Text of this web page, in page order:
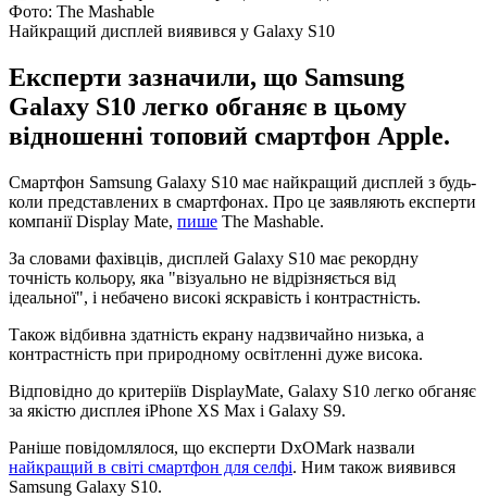
Фото: The Mashable
Найкращий дисплей виявився у Galaxy S10
Експерти зазначили, що Samsung
Galaxy S10 легко обганяє в цьому
відношенні топовий смартфон Apple.
Смартфон Samsung Galaxy S10 має найкращий дисплей з будь-
коли представлених в смартфонах. Про це заявляють експерти
компанії Display Mate, пише The Mashable.
За словами фахівців, дисплей Galaxy S10 має рекордну
точність кольору, яка "візуально не відрізняється від
ідеальної", і небачено високі яскравість і контрастність.
Також відбивна здатність екрану надзвичайно низька, а
контрастність при природному освітленні дуже висока.
Відповідно до критеріїв DisplayMate, Galaxy S10 легко обганяє
за якістю дисплея iPhone XS Max і Galaxy S9.
Раніше повідомлялося, що експерти DxOMark назвали
найкращий в світі смартфон для селфі. Ним також виявився
Samsung Galaxy S10.